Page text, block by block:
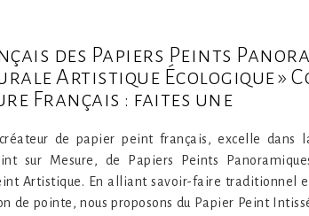
des Papiers Peints
Artistique Écologique »
Français : faites une
créateur de papier peint français, excelle dans
sur Mesure, de Papiers Peints
Artistique. En alliant savoir-faire traditionnel
de pointe, nous proposons du Papier Peint